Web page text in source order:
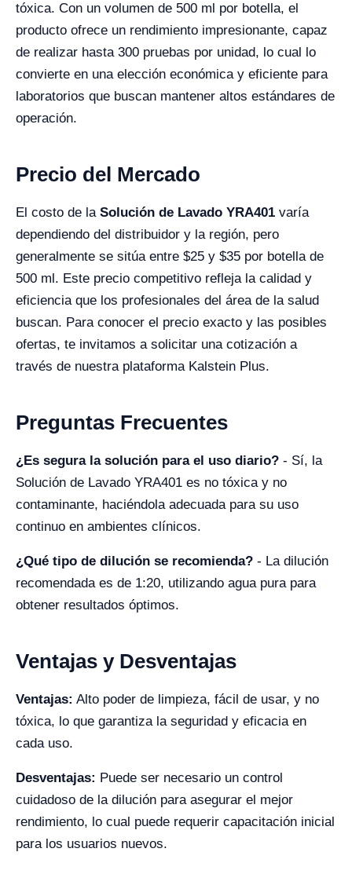
tóxica. Con un volumen de 500 ml por botella, el
producto ofrece un rendimiento impresionante, capaz
de realizar hasta 300 pruebas por unidad, lo cual lo
convierte en una elección económica y eficiente para
laboratorios que buscan mantener altos estándares de
operación.
Precio del Mercado
El costo de la Solución de Lavado YRA401 varía
dependiendo del distribuidor y la región, pero
generalmente se sitúa entre $25 y $35 por botella de
500 ml. Este precio competitivo refleja la calidad y
eficiencia que los profesionales del área de la salud
buscan. Para conocer el precio exacto y las posibles
ofertas, te invitamos a solicitar una cotización a
través de nuestra plataforma Kalstein Plus.
Preguntas Frecuentes
¿Es segura la solución para el uso diario? - Sí, la
Solución de Lavado YRA401 es no tóxica y no
contaminante, haciéndola adecuada para su uso
continuo en ambientes clínicos.
¿Qué tipo de dilución se recomienda? - La dilución
recomendada es de 1:20, utilizando agua pura para
obtener resultados óptimos.
Ventajas y Desventajas
Ventajas: Alto poder de limpieza, fácil de usar, y no
tóxica, lo que garantiza la seguridad y eficacia en
cada uso.
Desventajas: Puede ser necesario un control
cuidadoso de la dilución para asegurar el mejor
rendimiento, lo cual puede requerir capacitación inicial
para los usuarios nuevos.